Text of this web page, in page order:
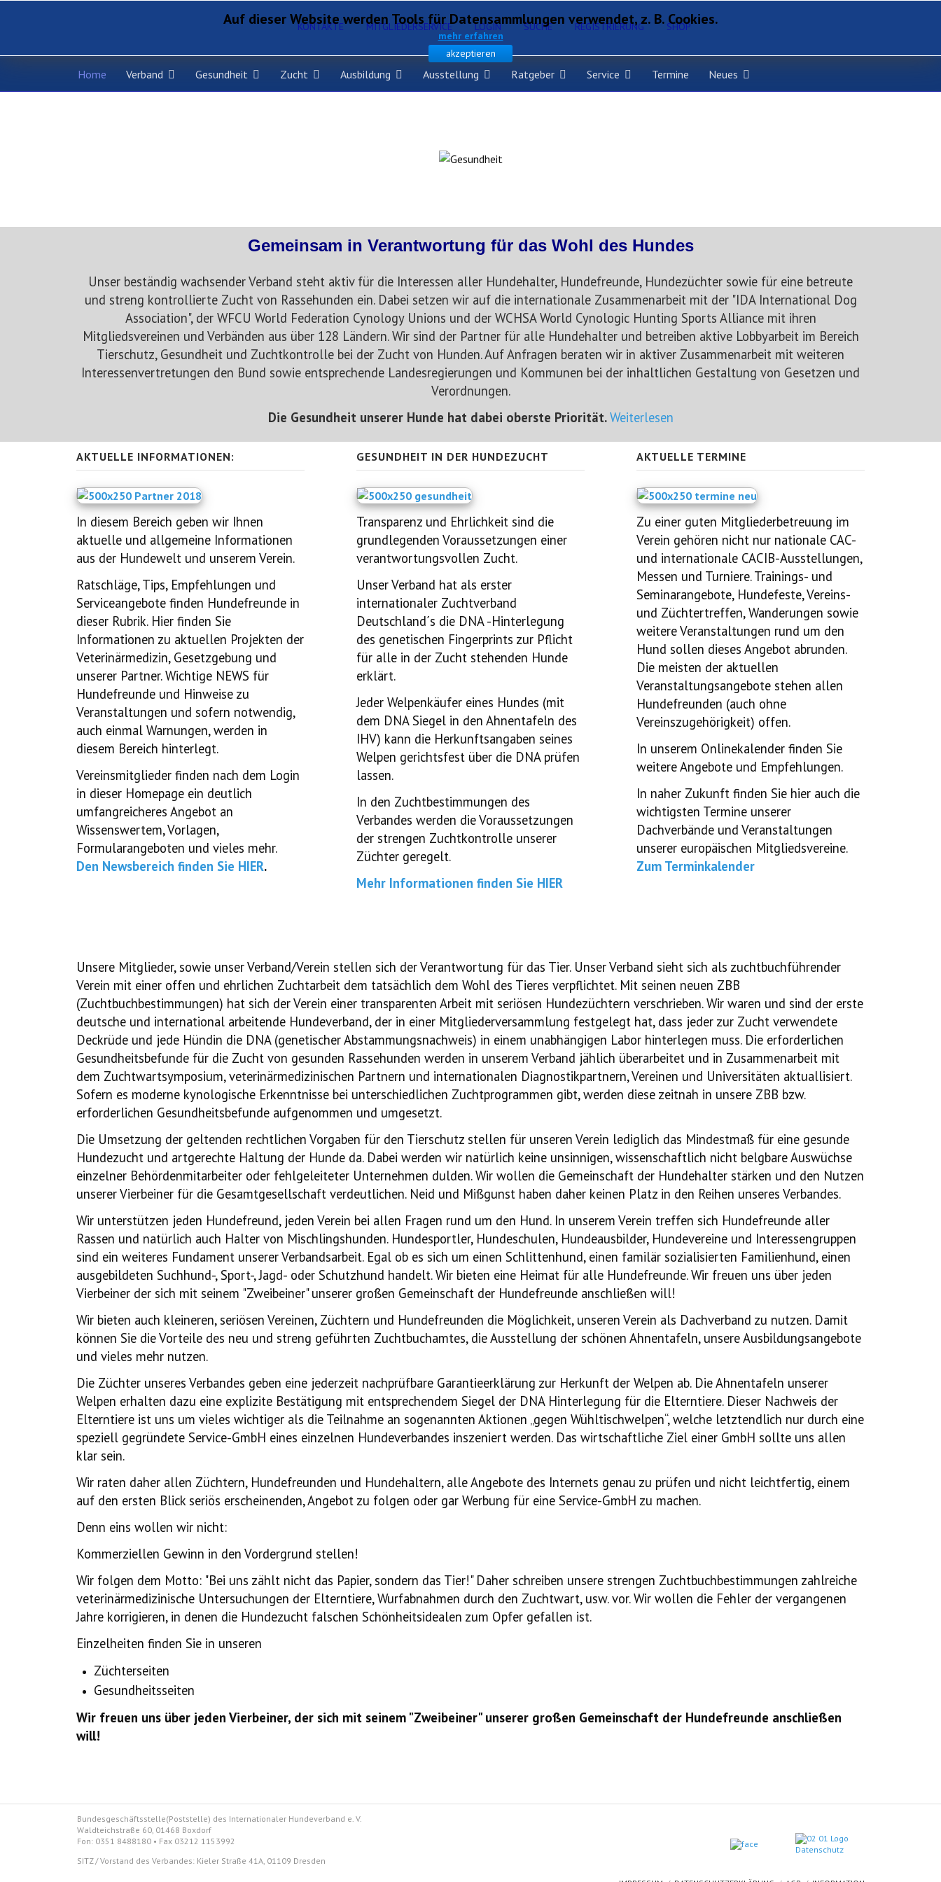
KONTAKTE MITGLIEDERSERVICE LOGIN SUCHE REGISTRIERUNG SHOP
Home Verband Gesundheit Zucht Ausbildung Ausstellung Ratgeber Service Termine Neues
Gemeinsam in Verantwortung für das Wohl des Hundes
Unser beständig wachsender Verband steht aktiv für die Interessen aller Hundehalter, Hundefreunde, Hundezüchter sowie für eine betreute
und streng kontrollierte Zucht von Rassehunden ein. Dabei setzen wir auf die internationale Zusammenarbeit mit der "IDA International Dog
Association", der WFCU World Federation Cynology Unions und der WCHSA World Cynologic Hunting Sports Alliance mit ihren
Mitgliedsvereinen und Verbänden aus über 128 Ländern. Wir sind der Partner für alle Hundehalter und betreiben aktive Lobbyarbeit im Bereich
Tierschutz, Gesundheit und Zuchtkontrolle bei der Zucht von Hunden. Auf Anfragen beraten wir in aktiver Zusammenarbeit mit weiteren
Interessenvertretungen den Bund sowie entsprechende Landesregierungen und Kommunen bei der inhaltlichen Gestaltung von Gesetzen und
Verordnungen.
Die Gesundheit unserer Hunde hat dabei oberste Priorität.Weiterlesen
AKTUELLE INFORMATIONEN:
In diesem Bereich geben wir Ihnen
aktuelle und allgemeine Informationen
aus der Hundewelt und unserem Verein.
Ratschläge, Tips, Empfehlungen und
Serviceangebote finden Hundefreunde in
dieser Rubrik. Hier finden Sie
Informationen zu aktuellen Projekten der
Veterinärmedizin, Gesetzgebung und
unserer Partner. Wichtige NEWS für
Hundefreunde und Hinweise zu
Veranstaltungen und sofern notwendig,
auch einmal Warnungen,werden in
diesem Bereich hinterlegt.
Vereinsmitglieder finden nach dem Login
in dieser Homepage ein deutlich
umfangreicheres Angebot an
Wissenswertem, Vorlagen,
Formularangeboten und vieles mehr.
Den Newsbereich finden Sie HIER.
GESUNDHEIT IN DER HUNDEZUCHT
Transparenz und Ehrlichkeit sind die
grundlegenden Voraussetzungen einer
verantwortungsvollen Zucht.
Unser Verband hat als erster
internationaler Zuchtverband
Deutschland´s die DNA -Hinterlegung
des genetischen Fingerprints zur Pflicht
für alle in der Zucht stehenden Hunde
erklärt.
Jeder Welpenkäufer eines Hundes (mit
dem DNA Siegel in den Ahnentafeln des
IHV) kann die Herkunftsangaben seines
Welpen gerichtsfest über die DNA prüfen
lassen.
In den Zuchtbestimmungen des
Verbandes werden die Voraussetzungen
der strengen Zuchtkontrolle unserer
Züchter geregelt.
Mehr Informationen finden Sie HIER
AKTUELLE TERMINE
Zu einer guten Mitgliederbetreuung im
Verein gehören nicht nur nationale CAC-
und internationale CACIB-Ausstellungen,
Messen und Turniere. Trainings- und
Seminarangebote, Hundefeste, Vereins-
und Züchtertreffen,Wanderungen sowie
weitere Veranstaltungen rund um den
Hund sollen dieses Angebot abrunden.
Die meisten der aktuellen
Veranstaltungsangebote stehen allen
Hundefreunden (auch ohne
Vereinszugehörigkeit) offen.
In unserem Onlinekalender finden Sie
weitere Angebote und Empfehlungen.
In naher Zukunft finden Sie hier auch die
wichtigsten Termine unserer
Dachverbände und Veranstaltungen
unserer europäischen Mitgliedsvereine.
Zum Terminkalender
Auf dieser Website werden Tools für Datensammlungen verwendet, z. B. Cookies.
mehr erfahren
akzeptieren
Unsere Mitglieder, sowie unser Verband/Verein stellen sich der Verantwortung für das Tier. Unser Verband sieht sich als zuchtbuchführender
Verein mit einer offen und ehrlichen Zuchtarbeit dem tatsächlich dem Wohl des Tieres verpflichtet. Mit seinen neuen ZBB
(Zuchtbuchbestimmungen) hat sich der Verein einer transparenten Arbeit mit seriösen Hundezüchtern verschrieben. Wir waren und sind der erste
deutsche und international arbeitende Hundeverband, der in einer Mitgliederversammlung festgelegt hat, dass jeder zur Zucht verwendete
Deckrüde und jede Hündin die DNA (genetischer Abstammungsnachweis) in einem unabhängigen Labor hinterlegen muss.Die erforderlichen
Gesundheitsbefunde für die Zucht von gesunden Rassehunden werden in unserem Verband jählich überarbeitet und in Zusammenarbeit mit
dem Zuchtwartsymposium, veterinärmedizinischen Partnern und internationalen Diagnostikpartnern, Vereinen und Universitäten aktuallisiert.
Sofern es moderne kynologische Erkenntnisse bei unterschiedlichen Zuchtprogrammen gibt, werden diese zeitnah in unsere ZBB bzw.
erforderlichen Gesundheitsbefunde aufgenommen und umgesetzt.
Die Umsetzung der geltenden rechtlichen Vorgaben für den Tierschutz stellen für unseren Verein lediglich das Mindestmaß für eine gesunde
Hundezucht und artgerechte Haltung der Hunde da. Dabei werden wir natürlich keine unsinnigen, wissenschaftlich nicht belgbare Auswüchse
einzelner Behördenmitarbeiter oder fehlgeleiteter Unternehmen dulden. Wir wollen die Gemeinschaft der Hundehalter stärken und den Nutzen
unserer Vierbeiner für die Gesamtgesellschaft verdeutlichen. Neid und Mißgunst haben daher keinen Platz in den Reihen unseres Verbandes.
Wir unterstützen jeden Hundefreund, jeden Verein bei allen Fragen rund um den Hund. In unserem Verein treffen sich Hundefreunde aller
Rassen und natürlich auch Halter von Mischlingshunden. Hundesportler, Hundeschulen, Hundeausbilder, Hundevereine und Interessengruppen
sind ein weiteres Fundament unserer Verbandsarbeit. Egal ob es sich um einen Schlittenhund, einen familär sozialisierten Familienhund, einen
ausgebildeten Suchhund-, Sport-, Jagd- oder Schutzhund handelt. Wir bieten eine Heimat für alle Hundefreunde.Wir freuen uns über jeden
Vierbeiner der sich mit seinem "Zweibeiner" unserer großen Gemeinschaft der Hundefreunde anschließen will!
Wir bieten auch kleineren, seriösen Vereinen, Züchtern und Hundefreunden die Möglichkeit, unseren Verein als Dachverband zu nutzen. Damit
können Sie die Vorteile des neu und streng geführten Zuchtbuchamtes, die Ausstellung der schönen Ahnentafeln, unsere Ausbildungsangebote
und vieles mehr nutzen.
Die Züchter unseres Verbandes geben eine jederzeit nachprüfbare Garantieerklärung zur Herkunft der Welpen ab. Die Ahnentafeln unserer
Welpen erhalten dazu eine explizite Bestätigung mit entsprechendem Siegel der DNA Hinterlegung für die Elterntiere. Dieser Nachweis der
Elterntiere ist uns um vieles wichtiger als die Teilnahme an sogenannten Aktionen „gegen Wühltischwelpen“, welche letztendlich nur durch eine
speziell gegründete Service-GmbH eines einzelnen Hundeverbandes inszeniert werden. Das wirtschaftliche Ziel einer GmbH sollte uns allen
klar sein.
Wir raten daher allen Züchtern, Hundefreunden und Hundehaltern, alle Angebote des Internets genau zu prüfen und nicht leichtfertig, einem
auf den ersten Blick seriös erscheinenden, Angebot zu folgen oder gar Werbung für eine Service-GmbH zu machen.
Denn eins wollen wir nicht:
Kommerziellen Gewinn in den Vordergrund stellen!
Wir folgen dem Motto: "Bei uns zählt nicht das Papier, sondern das Tier!" Daher schreiben unsere strengen Zuchtbuchbestimmungen zahlreiche
veterinärmedizinische Untersuchungen der Elterntiere, Wurfabnahmen durch den Zuchtwart, usw. vor. Wir wollen die Fehler der vergangenen
Jahre korrigieren, in denen die Hundezucht falschen Schönheitsidealen zum Opfer gefallen ist.
Einzelheiten finden Sie in unseren
Züchterseiten
Gesundheitsseiten
Wir freuen uns über jeden Vierbeiner, der sich mit seinem "Zweibeiner" unserer großen Gemeinschaft der Hundefreunde anschließen
will!
Bundesgeschäftsstelle(Poststelle) des Internationaler Hundeverband e. V.
Waldteichstraße 60, 01468 Boxdorf
Fon: 0351 8488180 • Fax 03212 1153992
SITZ / Vorstand des Verbandes: Kieler Straße 41A, 01109 Dresden